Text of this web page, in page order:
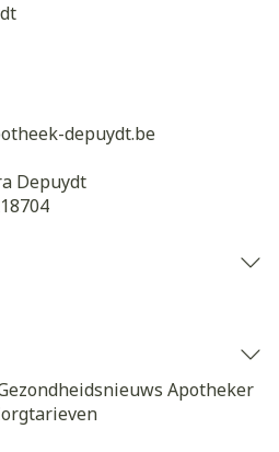
depuydt.be
Depuydt
Apotheker